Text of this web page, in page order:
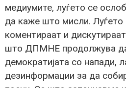
медиумите, луѓето се
да каже што мисли. Луѓето
коментираат и
што ДПМНЕ продолжува да
демократијата со напади,
дезинформации за да